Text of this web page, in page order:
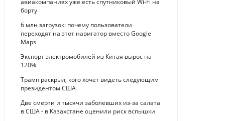
авиакомпаниях уже есть спутниковый Wi-Fi на
борту
6 млн загрузок: почему пользователи
переходят на этот навигатор вместо Google
Maps
Экспорт электромобилей из Китая вырос на
120%
Трамп раскрыл, кого хочет видеть следующим
президентом США
Две смерти и тысячи заболевших из-за салата
в США - в Казахстане оценили риск вспышки